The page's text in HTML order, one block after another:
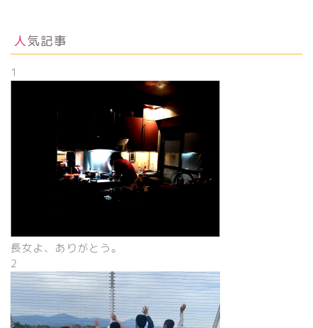
人気記事
1
長女よ、ありがとう。
2